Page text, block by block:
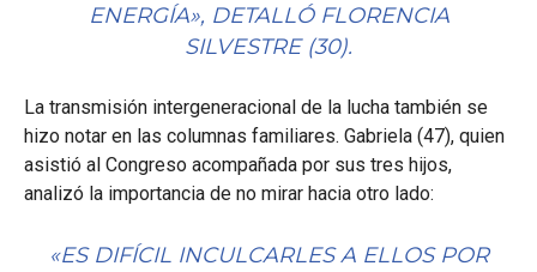
ENERGÍA», DETALLÓ FLORENCIA
SILVESTRE (30).
La transmisión intergeneracional de la lucha también se
hizo notar en las columnas familiares. Gabriela (47), quien
asistió al Congreso acompañada por sus tres hijos,
analizó la importancia de no mirar hacia otro lado:
«ES DIFÍCIL INCULCARLES A ELLOS POR